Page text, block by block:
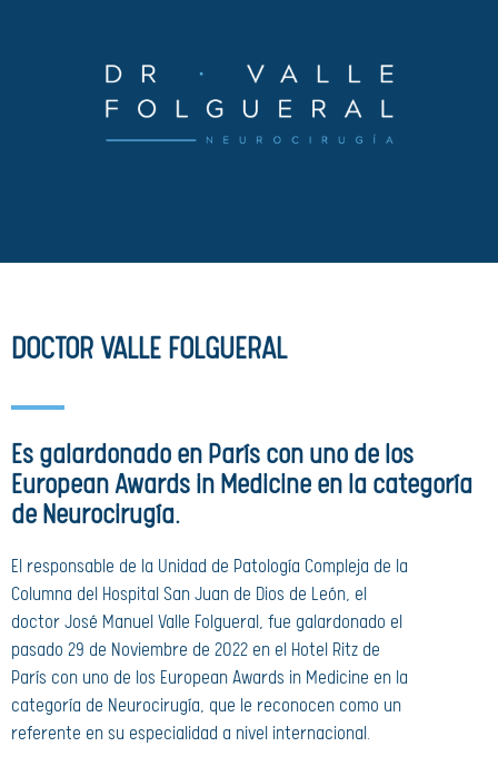
DOCTOR VALLE FOLGUERAL
Es galardonado en París con uno de los
European Awards in Medicine en la categoría
de Neurocirugía.
El responsable de la Unidad de Patología Compleja de la
Columna del Hospital San Juan de Dios de León, el
doctor José Manuel Valle Folgueral, fue galardonado el
pasado 29 de Noviembre de 2022 en el Hotel Ritz de
París con uno de los European Awards in Medicine en la
categoría de Neurocirugía, que le reconocen como un
referente en su especialidad a nivel internacional.